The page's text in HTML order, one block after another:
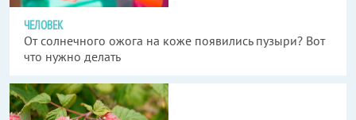
ЧЕЛОВЕК
От солнечного ожога на коже появились пузыри? Вот
что нужно делать